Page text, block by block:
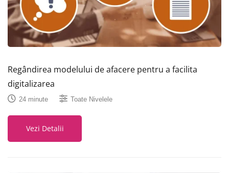
Regândirea modelului de afacere pentru a facilita
digitalizarea
24 minute Toate Nivelele
Vezi Detalii